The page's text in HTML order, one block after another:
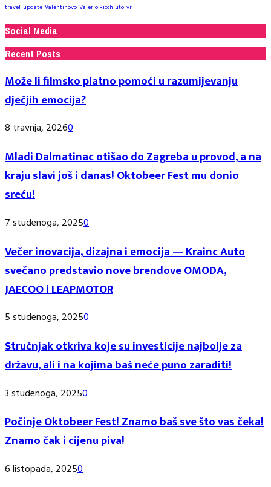
travel update Valentinovo Valerio Ricchiuto vr
Social Media
Recent Posts
Može li filmsko platno pomoći u razumijevanju
dječjih emocija?
8 travnja, 20260
Mladi Dalmatinac otišao do Zagreba u provod, a na
kraju slavi još i danas! Oktobeer Fest mu donio
sreću!
7 studenoga, 20250
Večer inovacija, dizajna i emocija — Krainc Auto
svečano predstavio nove brendove OMODA,
JAECOO i LEAPMOTOR
5 studenoga, 20250
Stručnjak otkriva koje su investicije najbolje za
državu, ali i na kojima baš neće puno zaraditi!
3 studenoga, 20250
Počinje Oktobeer Fest! Znamo baš sve što vas čeka!
Znamo čak i cijenu piva!
6 listopada, 20250